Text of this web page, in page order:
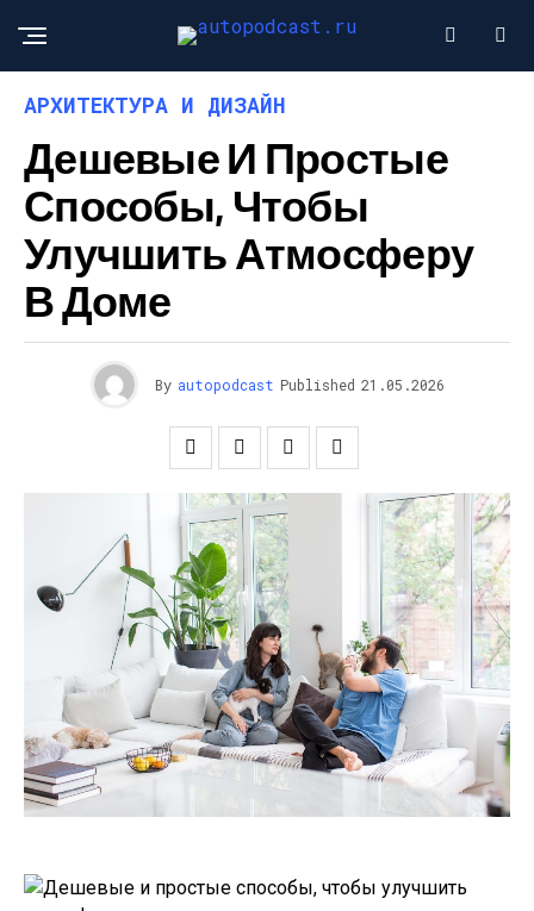
АРХИТЕКТУРА И ДИЗАЙН
Дешевые И Простые
Способы, Чтобы
Улучшить Атмосферу
В Доме
By autopodcast Published 21.05.2026